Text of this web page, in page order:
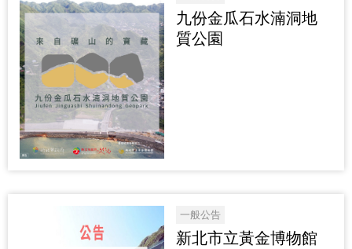
九份金瓜石水湳洞地
質公園
一般公告
新北市立黃金博物館